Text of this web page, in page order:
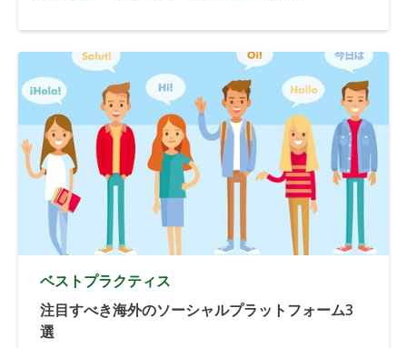
ベストプラクティス
注目すべき海外のソーシャルプラットフォーム3
選